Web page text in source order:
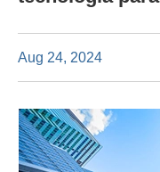
Aug 24, 2024